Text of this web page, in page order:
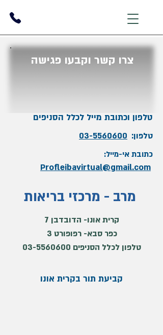
צרו קשר וקבעו פגישה
טלפון וכתובת מייל לכלל הסניפים
טלפון: 03-5560600
כתובת אי-מייל:
Profleibavirtual@gmail.com
קרית אונו- הדובדבן 7
כפר סבא- רפופורט 3
טלפון לכלל הסניפים 03-5560600
קביעת תור בקרית אונו